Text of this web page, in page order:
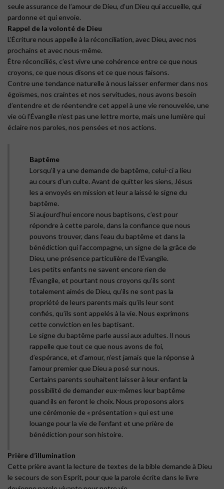
seule assurance de l’amour de Dieu, d’un Dieu qui accueille, qui
pardonne et qui envoie.
Rappel de la volonté de Dieu
L’Écriture nous appelle à la réconciliation, avec Dieu, avec nos
prochains et avec nous-même.
Être réconciliés, c’est vivre une cohérence entre ce que nous
croyons, ce que nous disons et ce que nous faisons.
Contre une tendance naturelle à nous laisser enfermer dans nos
égoïsmes, nos craintes et nos servitudes, nous avons besoin
d’entendre et de réentendre cet appel à une vie renouvelée, une
vie où l’Évangile n’est pas une lettre morte, mais une lumière qui
éclaire nos paroles, nos pensées et nos actions.
Baptême
Lorsqu’il y a une demande de baptême, celui-ci a lieu
au cours d’un culte. Avant de quitter les siens, Jésus
les a envoyés en mission et leur a laissé le signe du
baptême.
Si aujourd’hui encore nous baptisons, c’est pour
répondre à cette parole, dans la confiance que nous
pouvons trouver, dans l’eau du baptême et dans la
bénédiction qui l’accompagne, un signe de la grâce de
Dieu, une présence particulière de l’Évangile.
Les petits enfants ne savent encore rien de
l’Évangile, et pourtant nous croyons qu’ils sont
totalement aimés de Dieu, qu’ils ne sont pas la
propriété de leurs parents mais qu’ils leur sont
confiés, qu’ils sont appelés à la vie. Nous exprimons
cette conviction en les baptisant.
Le signe du baptême parle aussi aux adultes. Il nous
rappelle que tout ce que nous avons de foi,
d’espérance, et d’amour, n’est jamais que la réponse à
l’amour premier que Dieu a posé sur nous.
Certains parents souhaitent laisser à leur enfant la
possibilité de demander eux-mêmes leur baptême
quand ils en feront le choix. Nous proposons alors
une cérémonie de « présentation » qui est une
louange pour la vie de l’enfant et une prière de
bénédiction pour son histoire.
Prière d’illumination
Cette prière avant la lecture de textes de la bible demande à Dieu
le secours de son Esprit, pour que la parole écrite dans le livre